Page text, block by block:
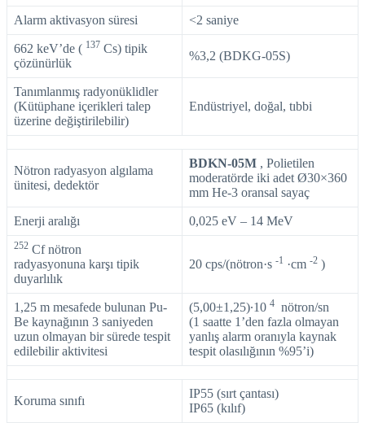
Alarm aktivasyon süresi <2 saniye
662 keV’de ( 137 Cs) tipik
çözünürlük
%3,2 (BDKG-05S)
Tanımlanmış radyonüklidler
(Kütüphane içerikleri talep
üzerine değiştirilebilir)
Endüstriyel, doğal, tıbbi
Nötron radyasyon algılama
ünitesi, dedektör
BDKN-05M , Polietilen
moderatörde iki adet Ø30×360
mm Не-3 oransal sayaç
Enerji aralığı 0,025 eV – 14 MeV
252 Cf nötron
radyasyonuna karşı tipik
duyarlılık
20 cps/(nötron·s -1 ·cm -2 )
1,25 m mesafede bulunan Pu-
Be kaynağının 3 saniyeden
uzun olmayan bir sürede tespit
edilebilir aktivitesi
(5,00±1,25)∙10 4 nötron/sn
(1 saatte 1’den fazla olmayan
yanlış alarm oranıyla kaynak
tespit olasılığının %95’i)
Koruma sınıfı
IР55 (sırt çantası)
IР65 (kılıf)